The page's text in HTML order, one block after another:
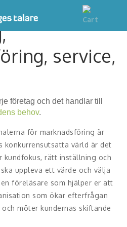
service,
företag och det handlar till
behov.
för marknadsföring är
konkurrensutsatta värld är det
rätt inställning och
uppleva ett värde och välja
föreläsare som hjälper er att
som ökar efterfrågan
möter kundernas skiftande